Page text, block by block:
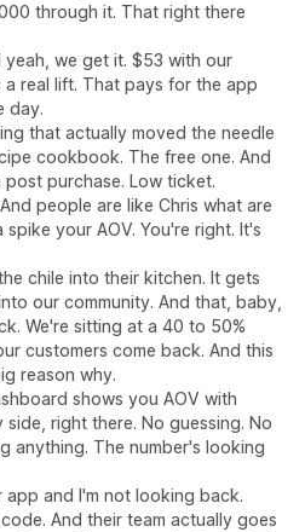
through it. That right there
yeah, we get it. $53 with our
real lift. That pays for the app
day.
that actually moved the needle
cookbook. The free one. And
purchase. Low ticket.
people are like Chris what are
your AOV. You're right. It's
chile into their kitchen. It gets
our community. And that, baby,
We're sitting at a 40 to 50%
customers come back. And this
reason why.
shows you AOV with
right there. No guessing. No
anything. The number's looking
app and I'm not looking back.
And their team actually goes